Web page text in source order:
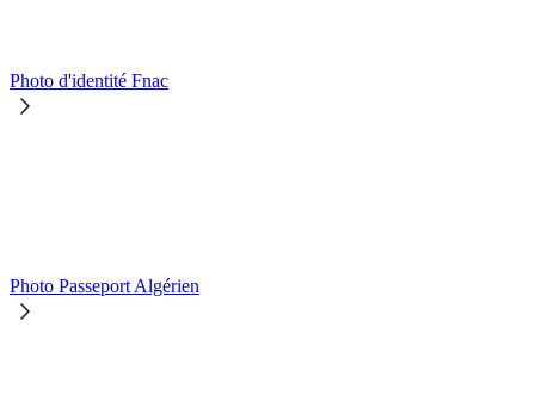
Photo d'identité Fnac
Photo Passeport Algérien